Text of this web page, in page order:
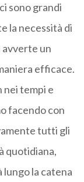
sono grandi
la necessità di
avverte un
efficace.
nei tempi e
facendo con
tutti gli
quotidiana,
la catena